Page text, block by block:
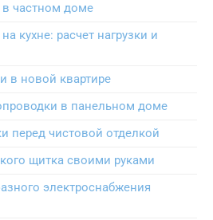
частном доме
кухне: расчет нагрузки и
в новой квартире
в панельном доме
перед чистовой отделкой
щитка своими руками
электроснабжения